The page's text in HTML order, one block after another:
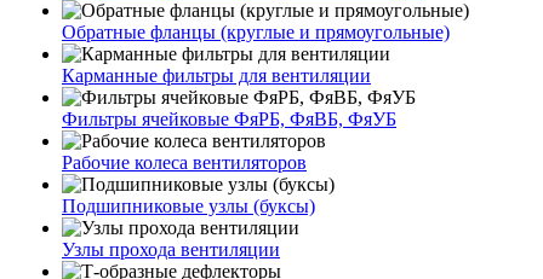
Обратные фланцы (круглые и прямоугольные)
Карманные фильтры для вентиляции
Фильтры ячейковые ФяРБ, ФяВБ, ФяУБ
Рабочие колеса вентиляторов
Подшипниковые узлы (буксы)
Узлы прохода вентиляции